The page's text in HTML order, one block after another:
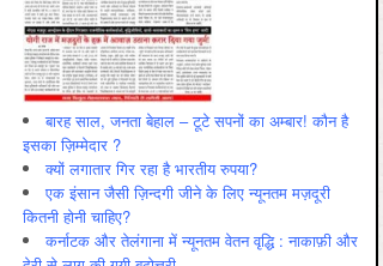
बारह साल, जनता बेहाल – टूटे सपनों का अम्बार! कौन है
इसका ज़िम्मेदार ?
क्यों लगातार गिर रहा है भारतीय रुपया?
एक इंसान जैसी ज़िन्दगी जीने के लिए न्यूनतम मज़दूरी
कितनी होनी चाहिए?
कर्नाटक और तेलंगाना में न्यूनतम वेतन वृद्धि : नाकाफ़ी और